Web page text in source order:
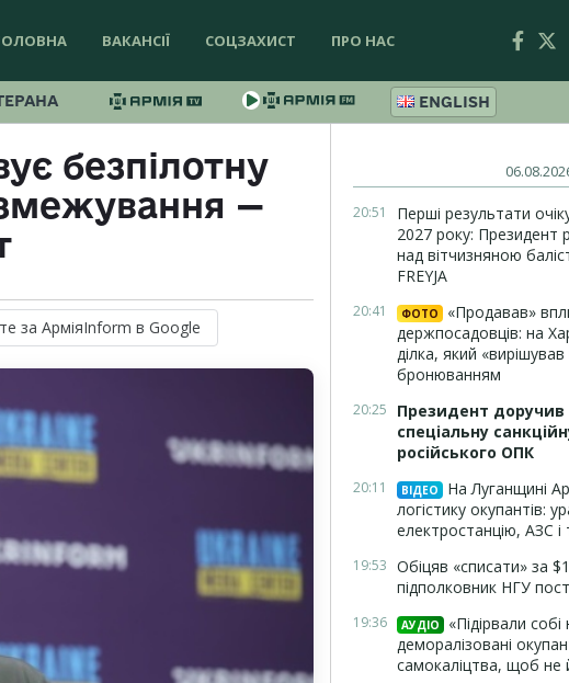
ВАКАНСІЇ СОЦЗАХИСТ ПРО НАС
ENGLISH
безпілотну
—
за АрміяInform в Google
20:51
Перші результати
2027 року: Президент
над вітчизняною
FREYJA
20:41 ФОТО
«Продавав»
держпосадовців: на
ділка, який
бронюванням
20:25
Президент доручив
спеціальну
російського ОПК
20:11 ВІДЕО
На Луганщині
логістику окупантів:
електростанцію, АЗС і
19:53 Обіцяв «списати» за
підполковник НГУ
19:36 АУДІО
«Підірвали
деморалізовані
самокаліцтва, щоб не